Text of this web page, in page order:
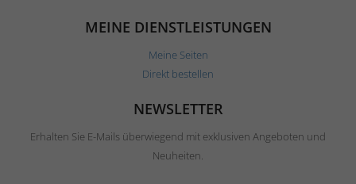
MEINE DIENSTLEISTUNGEN
Meine Seiten
Direkt bestellen
NEWSLETTER
Erhalten Sie E-Mails überwiegend mit exklusiven Angeboten und
Neuheiten.